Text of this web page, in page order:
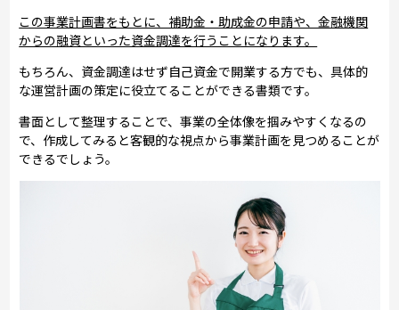
この事業計画書をもとに、補助金・助成金の申請や、金融機関
からの融資といった資金調達を行うことになります。
もちろん、資金調達はせず自己資金で開業する方でも、具体的
な運営計画の策定に役立てることができる書類です。
書面として整理することで、事業の全体像を掴みやすくなるの
で、作成してみると客観的な視点から事業計画を見つめることが
できるでしょう。